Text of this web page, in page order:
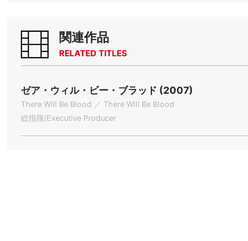
関連作品
RELATED TITLES
ゼア・ウィル・ビー・ブラッド (2007)
There Will Be Blood ／ There Will Be Blood
総指揮/Executive Producer